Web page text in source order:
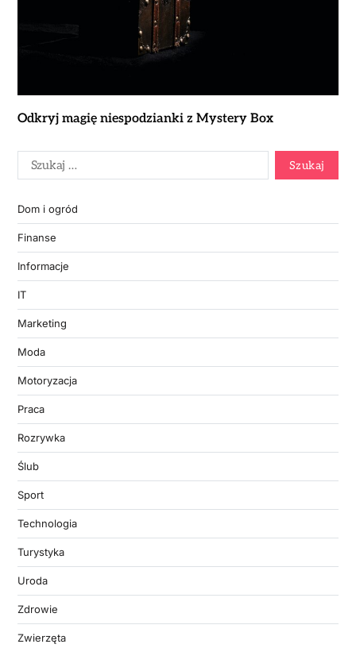
Odkryj magię niespodzianki z Mystery Box
Dom i ogród
Finanse
Informacje
IT
Marketing
Moda
Motoryzacja
Praca
Rozrywka
Ślub
Sport
Technologia
Turystyka
Uroda
Zdrowie
Zwierzęta